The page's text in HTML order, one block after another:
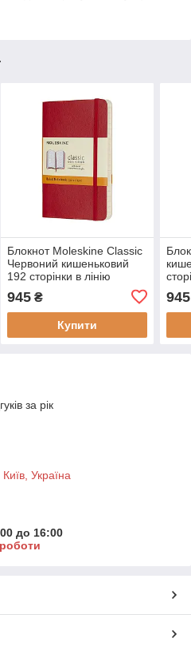
Блокнот Moleskine Classic
Червоний кишеньковий
192 сторінки в лінію
(8055002854597)
945₴
Купити
945
за рік
Україна
до 16:00